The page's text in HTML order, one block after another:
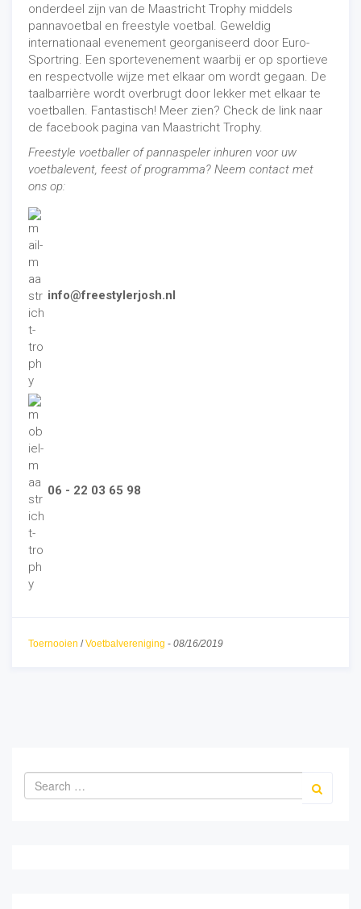
onderdeel zijn van de Maastricht Trophy middels
pannavoetbal en freestyle voetbal. Geweldig
internationaal evenement georganiseerd door Euro-
Sportring. Een sportevenement waarbij er op sportieve
en respectvolle wijze met elkaar om wordt gegaan. De
taalbarrière wordt overbrugt door lekker met elkaar te
voetballen. Fantastisch! Meer zien? Check de link naar
de facebook pagina van Maastricht Trophy.
Freestyle voetballer of pannaspeler inhuren voor uw
voetbalevent, feest of programma? Neem contact met
ons op:
info@freestylerjosh.nl
06 - 22 03 65 98
Toernooien /Voetbalvereniging - 08/16/2019